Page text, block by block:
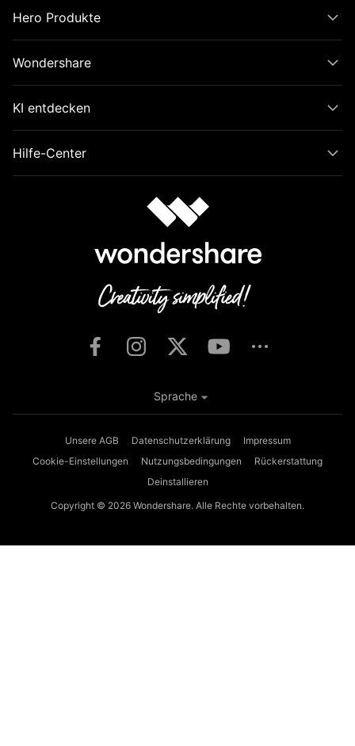
Hero Produkte
Wondershare
KI entdecken
Hilfe-Center
Unsere AGB Datenschutzerklärung
Impressum
Cookie-Einstellungen
Nutzungsbedingungen
Rückerstattung
Deinstallieren
Copyright © 2026 Wondershare. Alle Rechte vorbehalten.
Sprache